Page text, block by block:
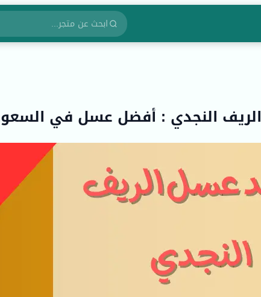
النجدي : أفضل عسل في السعودية مع